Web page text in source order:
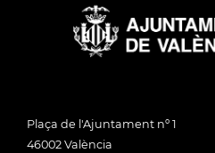
Plaça de l'Ajuntament nº 1
46002 València